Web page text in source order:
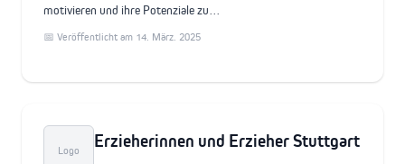
motivieren und ihre Potenziale zu…
📅 Veröffentlicht am 14. März. 2025
Logo Erzieherinnen und Erzieher Stuttgart